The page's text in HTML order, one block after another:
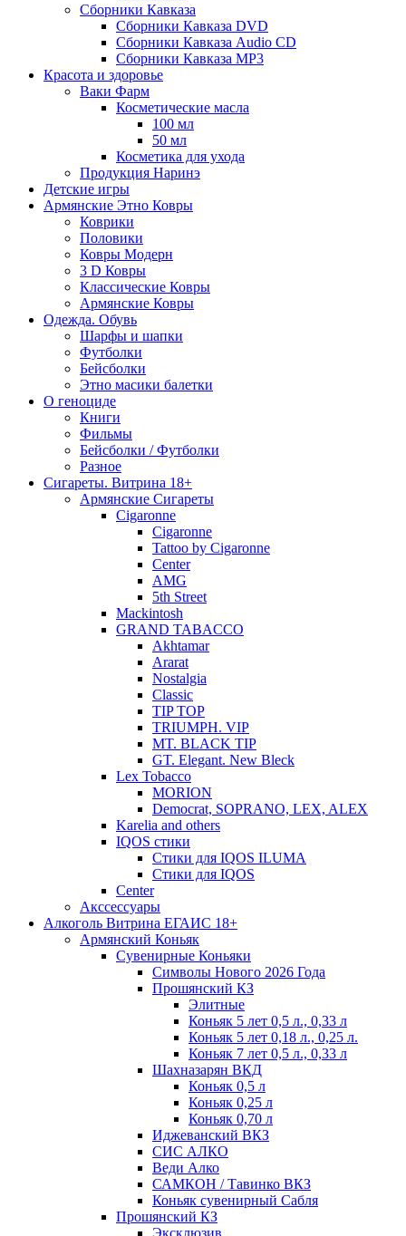
Сборники Кавказа
Сборники Кавказа DVD
Сборники Кавказа Audio CD
Сборники Кавказа MP3
Красота и здоровье
Ваки Фарм
Косметические масла
100 мл
50 мл
Косметика для ухода
Продукция Наринэ
Детские игры
Армянские Этно Ковры
Коврики
Половики
Ковры Модерн
3 D Ковры
Классические Ковры
Армянские Ковры
Одежда. Обувь
Шарфы и шапки
Футболки
Бейсболки
Этно масики балетки
О геноциде
Книги
Фильмы
Бейсболки / Футболки
Разное
Сигареты. Витрина 18+
Армянские Сигареты
Cigaronne
Cigaronne
Tattoo by Cigaronne
Center
AMG
5th Street
Mackintosh
GRAND TABACCO
Akhtamar
Ararat
Nostalgia
Classic
TIP TOP
TRIUMPH. VIP
MT. BLACK TIP
GT. Elegant. New Bleck
Lex Tobacco
MORION
Democrat, SOPRANO, LEX, ALEX
Karelia and others
IQOS стики
Стики для IQOS ILUMA
Стики для IQOS
Сenter
Акссессуары
Алкоголь Витрина ЕГАИС 18+
Армянский Коньяк
Сувенирные Коньяки
Символы Нового 2026 Года
Прошянский КЗ
Элитные
Коньяк 5 лет 0,5 л., 0,33 л
Коньяк 5 лет 0,18 л., 0,25 л.
Коньяк 7 лет 0,5 л., 0,33 л
Шахназарян ВКД
Коньяк 0,5 л
Коньяк 0,25 л
Коньяк 0,70 л
Иджеванский ВКЗ
СИС АЛКО
Веди Алко
САМКОН / Тавинко ВКЗ
Коньяк сувенирный Сабля
Прошянский КЗ
Эксклюзив